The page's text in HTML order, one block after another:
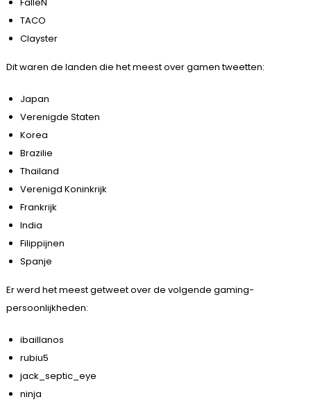
TACO
Clayster
Dit waren de landen die het meest over gamen tweetten:
Japan
Verenigde Staten
Korea
Brazilie
Thailand
Verenigd Koninkrijk
Frankrijk
India
Filippijnen
Spanje
Er werd het meest getweet over de volgende gaming-
persoonlijkheden:
ibaillanos
rubiu5
jack_septic_eye
ninja